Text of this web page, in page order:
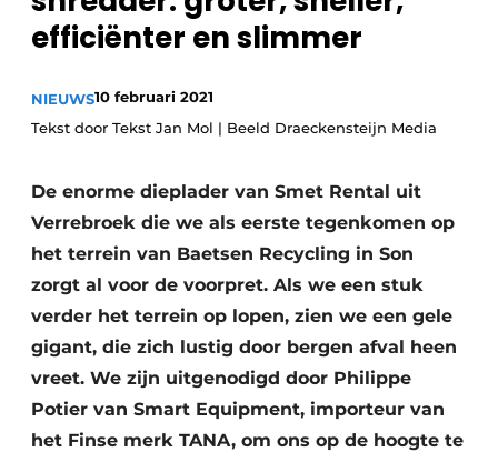
recyclingstroom in België
Vacature aanmelden
Vacatures
Video’s
Safety First
Kranen
Detectieapparatuur
Stofbeheersing
Uitrustingsstukken
Shredders
efficiënter en slimmer
NIEUWS10 februari 2021
Tekst door Tekst Jan Mol | Beeld Draeckensteijn Media
De enorme dieplader van Smet Rental uit
Verrebroek die we als eerste tegenkomen op
het terrein van Baetsen Recycling in Son
zorgt al voor de voorpret. Als we een stuk
verder het terrein op lopen, zien we een gele
gigant, die zich lustig door bergen afval heen
vreet. We zijn uitgenodigd door Philippe
Potier van Smart Equipment, importeur van
het Finse merk TANA, om ons op de hoogte te